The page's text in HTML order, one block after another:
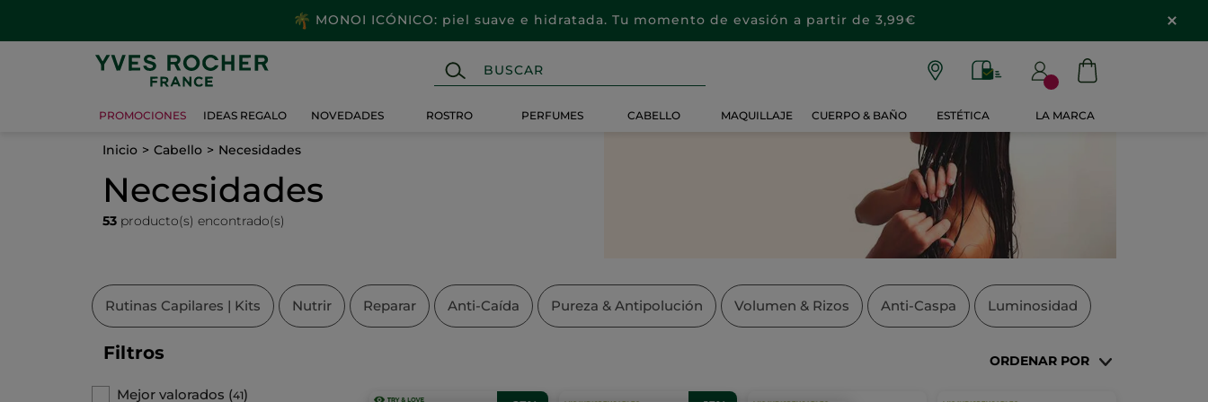
MONOI ICÓNICO: piel suave e hidratada. Tu momento de evasión a partir de 3,99€
PROMOCIONES IDEAS REGALO NOVEDADES ROSTRO PERFUMES CABELLO MAQUILLAJE CUERPO & BAÑO ESTÉTICA LA MARCA
Inicio Cabello Necesidades
Necesidades
53 producto(s) encontrado(s)
Rutinas Capilares | Kits Nutrir Reparar Anti-Caída Pureza & Antipolución Volumen & Rizos Anti-Caspa Luminosidad
Filtros
Mejor valorados (41)
ORDENAR POR